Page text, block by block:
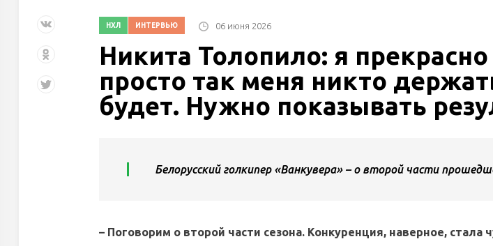
НХЛ ИНТЕРВЬЮ 06 июня 2026
Никита Толопило: я
просто так меня никто
будет. Нужно показывать
Белорусский голкипер «Ванкувера» – о второй части
– Поговорим о второй части сезона. Конкуренция, наверное, стала